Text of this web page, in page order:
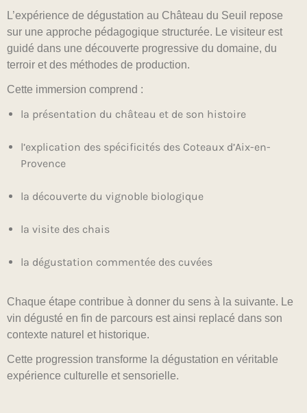
L’expérience de dégustation au Château du Seuil repose
sur une approche pédagogique structurée. Le visiteur est
guidé dans une découverte progressive du domaine, du
terroir et des méthodes de production.
Cette immersion comprend :
la présentation du château et de son histoire
l’explication des spécificités des Coteaux d’Aix-en-
Provence
la découverte du vignoble biologique
la visite des chais
la dégustation commentée des cuvées
Chaque étape contribue à donner du sens à la suivante. Le
vin dégusté en fin de parcours est ainsi replacé dans son
contexte naturel et historique.
Cette progression transforme la dégustation en véritable
expérience culturelle et sensorielle.